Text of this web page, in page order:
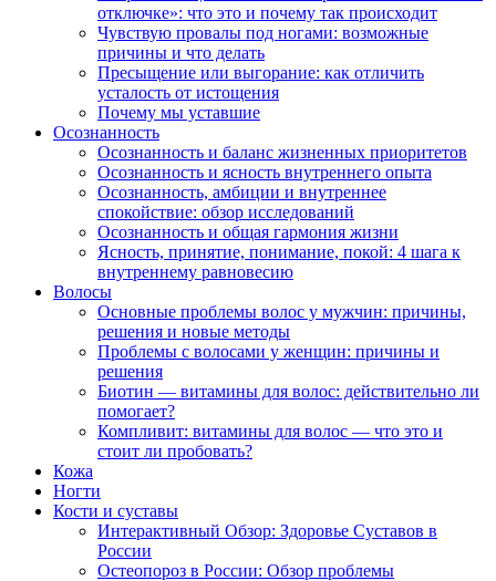
отключке»: что это и почему так происходит
Чувствую провалы под ногами: возможные
причины и что делать
Пресыщение или выгорание: как отличить
усталость от истощения
Почему мы уставшие
Осознанность
Осознанность и баланс жизненных приоритетов
Осознанность и ясность внутреннего опыта
Осознанность, амбиции и внутреннее
спокойствие: обзор исследований
Осознанность и общая гармония жизни
Ясность, принятие, понимание, покой: 4 шага к
внутреннему равновесию
Волосы
Основные проблемы волос у мужчин: причины,
решения и новые методы
Проблемы с волосами у женщин: причины и
решения
Биотин — витамины для волос: действительно ли
помогает?
Компливит: витамины для волос — что это и
стоит ли пробовать?
Кожа
Ногти
Кости и суставы
Интерактивный Обзор: Здоровье Суставов в
России
Остеопороз в России: Обзор проблемы